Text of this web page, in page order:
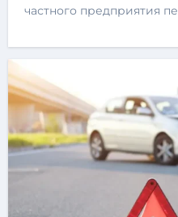
частного предприятия